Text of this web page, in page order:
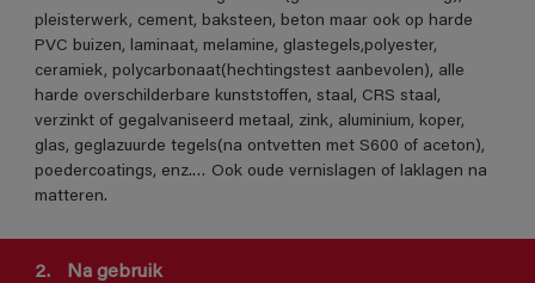
pleisterwerk, cement, baksteen, beton maar ook op harde
PVC buizen, laminaat, melamine, glastegels,polyester,
ceramiek, polycarbonaat(hechtingstest aanbevolen), alle
harde overschilderbare kunststoffen, staal, CRS staal,
verzinkt of gegalvaniseerd metaal, zink, aluminium, koper,
glas, geglazuurde tegels(na ontvetten met S600 of aceton),
poedercoatings, enz.… Ook oude vernislagen of laklagen na
matteren.
2. Na gebruik